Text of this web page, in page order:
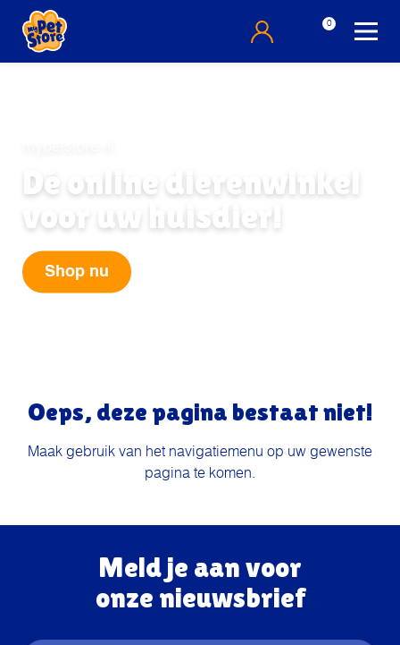
0
Dé online dierenwinkel
voor uw huisdier!
Shop nu
Oeps, deze pagina bestaat niet!
Maak gebruik van het navigatiemenu op uw gewenste
pagina te komen.
Meld je aan voor
onze nieuwsbrief